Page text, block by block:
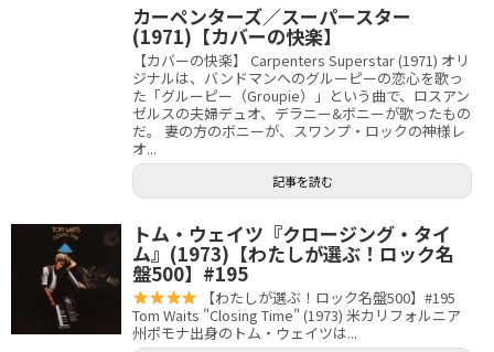
カーペンターズ／スーパースター
(1971)【カバーの快楽】
【カバーの快楽】 Carpenters Superstar (1971) オリ
ジナルは、バンドマンへのグルーピーの恋心を歌っ
た「グルーピー（Groupie）」という曲で、ロスアン
ゼルスの夫婦デュオ、デラニー&ボニーが歌ったもの
だ。 妻の方のボニーが、スワンプ・ロックの神様レ
オ...
記事を読む
トム・ウェイツ『クロージング・タイ
ム』(1973)【わたしが選ぶ！ロック名
盤500】#195
【わたしが選ぶ！ロック名盤500】#195
Tom Waits "Closing Time" (1973) 米カリフォルニア
州ポモナ出身のトム・ウェイツは...